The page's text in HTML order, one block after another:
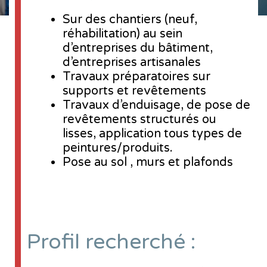
Sur des chantiers (neuf,
réhabilitation) au sein
d’entreprises du bâtiment,
d’entreprises artisanales
Travaux préparatoires sur
supports et revêtements
Travaux d’enduisage, de pose de
revêtements structurés ou
lisses, application tous types de
peintures/produits.
Pose au sol , murs et plafonds
Profil recherché :